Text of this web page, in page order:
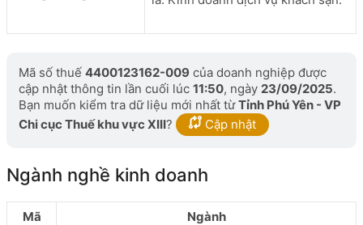
Mã số thuế 4400123162-009 của doanh nghiệp được
cập nhật thông tin lần cuối lúc 11:50, ngày 23/09/2025.
Bạn muốn kiểm tra dữ liệu mới nhất từTỉnh Phú Yên - VP
Chi cục Thuế khu vực XIII? Cập nhật
Ngành nghề kinh doanh
Mã Ngành